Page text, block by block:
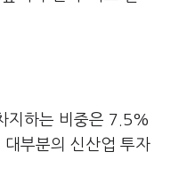
지하는 비중은 7.5%
부분의 신산업 투자